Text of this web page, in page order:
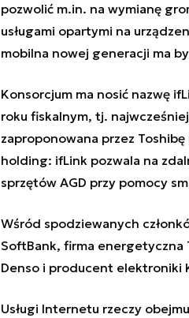
pozwolić m.in. na wymianę
usługami opartymi na
mobilna nowej generacji ma
Konsorcjum ma nosić nazwę
roku fiskalnym, tj.
zaproponowana przez
holding: ifLink pozwala na
sprzętów AGD przy pomocy
Wśród spodziewanych
SoftBank, firma energetyczna
Denso i producent elektroniki
Usługi Internetu rzeczy